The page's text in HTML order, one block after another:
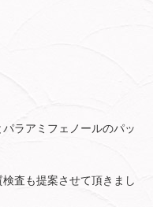
ラアミフェノールのパッ
査も提案させて頂きまし